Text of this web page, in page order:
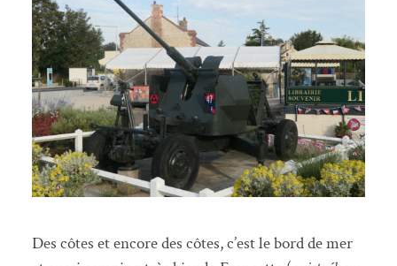
Des côtes et encore des côtes, c’est le bord de mer